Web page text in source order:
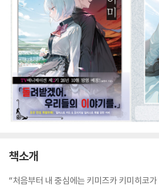
책소개
“처음부터 내 중심에는 키미즈카 키미히코가